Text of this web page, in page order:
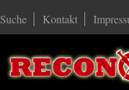
Suche Kontakt